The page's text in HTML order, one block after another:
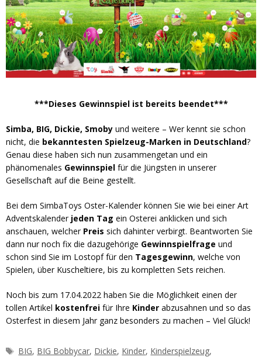
***Dieses Gewinnspiel ist bereits beendet***
Simba, BIG, Dickie, Smoby und weitere – Wer kennt sie schon
nicht, die bekanntesten Spielzeug-Marken in Deutschland?
Genau diese haben sich nun zusammengetan und ein
phänomenales Gewinnspiel für die Jüngsten in unserer
Gesellschaft auf die Beine gestellt.
Bei dem SimbaToys Oster-Kalender können Sie wie bei einer Art
Adventskalender jeden Tag ein Osterei anklicken und sich
anschauen, welcher Preis sich dahinter verbirgt. Beantworten Sie
dann nur noch fix die dazugehörige Gewinnspielfrage und
schon sind Sie im Lostopf für den Tagesgewinn, welche von
Spielen, über Kuscheltiere, bis zu kompletten Sets reichen.
Noch bis zum 17.04.2022 haben Sie die Möglichkeit einen der
tollen Artikel kostenfrei für Ihre Kinder abzusahnen und so das
Osterfest in diesem Jahr ganz besonders zu machen – Viel Glück!
Schlagwörter
BIG, BIG Bobbycar, Dickie, Kinder, Kinderspielzeug,